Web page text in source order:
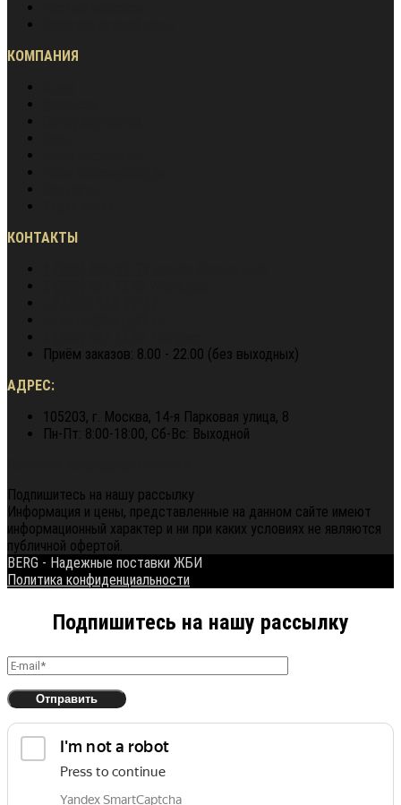
КОМПАНИЯ
КОНТАКТЫ
Приём заказов: 8.00 - 22.00 (без выходных)
АДРЕС:
105203, г. Москва, 14-я Парковая улица, 8
Пн-Пт: 8:00-18:00, Сб-Вс: Выходной
Подпишитесь на нашу рассылку
Информация и цены, представленные на данном сайте имеют
информационный характер и ни при каких условиях не являются
публичной офертой.
BERG - Надежные поставки ЖБИ
Политика конфиденциальности
Подпишитесь на нашу рассылку